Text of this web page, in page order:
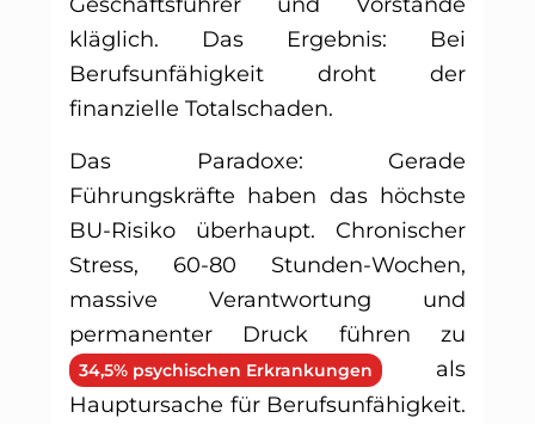
kläglich. Das Ergebnis: Bei
Berufsunfähigkeit droht der
finanzielle Totalschaden.
Das Paradoxe: Gerade
Führungskräfte haben das höchste
BU-Risiko überhaupt. Chronischer
Stress, 60-80 Stunden-Wochen,
massive Verantwortung und
permanenter Druck führen zu
34,5% psychischen Erkrankungen
als
Hauptursache für Berufsunfähigkeit.